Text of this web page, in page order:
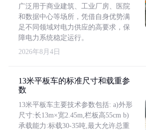
广泛用于商业建筑、工业厂房、医院
和数据中心等场所，凭借自身优势满
足不同领域对电力供应的高要求，保
障电力系统稳定运行。
2026年8月4日
13米平板车的标准尺寸和载重参
数
13米平板车主要技术参数包括: a)外形
尺寸:长13m×宽2.45m,栏板高55cm b)
承载能力:标载30-35吨,最大允许总重